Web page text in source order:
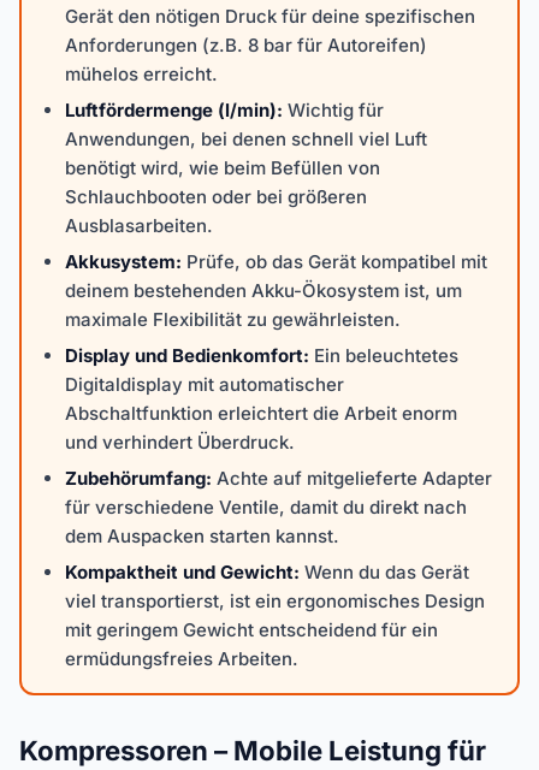
Gerät den nötigen Druck für deine spezifischen
Anforderungen (z.B. 8 bar für Autoreifen)
mühelos erreicht.
Luftfördermenge (l/min): Wichtig für
Anwendungen, bei denen schnell viel Luft
benötigt wird, wie beim Befüllen von
Schlauchbooten oder bei größeren
Ausblasarbeiten.
Akkusystem: Prüfe, ob das Gerät kompatibel mit
deinem bestehenden Akku-Ökosystem ist, um
maximale Flexibilität zu gewährleisten.
Display und Bedienkomfort: Ein beleuchtetes
Digitaldisplay mit automatischer
Abschaltfunktion erleichtert die Arbeit enorm
und verhindert Überdruck.
Zubehörumfang: Achte auf mitgelieferte Adapter
für verschiedene Ventile, damit du direkt nach
dem Auspacken starten kannst.
Kompaktheit und Gewicht: Wenn du das Gerät
viel transportierst, ist ein ergonomisches Design
mit geringem Gewicht entscheidend für ein
ermüdungsfreies Arbeiten.
Kompressoren – Mobile Leistung für